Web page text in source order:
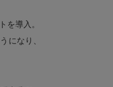
を導入。
になり、